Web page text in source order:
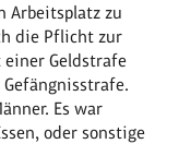
Arbeitsplatz zu
die Pflicht zur
Geldstrafe
Es war
oder sonstige